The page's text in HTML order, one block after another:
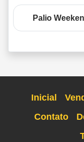
Palio
Inicial
Contato